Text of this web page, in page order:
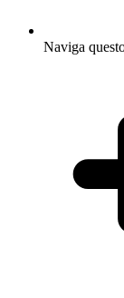
Naviga